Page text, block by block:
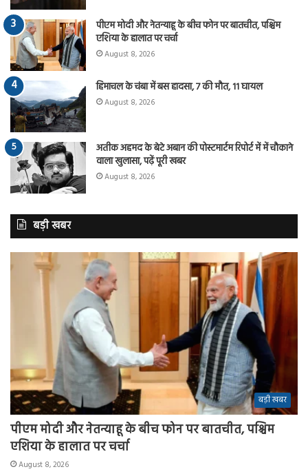
पीएम मोदी और नेतन्याहू के बीच फोन पर बातचीत, पश्चिम
एशिया के हालात पर चर्चा
August 8, 2026
हिमाचल के चंबा में बस हादसा, 7 की मौत, 11 घायल
August 8, 2026
अतीक अहमद के बेटे अबान की पोस्टमार्टम रिपोर्ट में में चौकाने
वाला खुलासा, पढ़ें पूरी खबर
August 8, 2026
बड़ी खबर
बड़ी खबर
पीएम मोदी और नेतन्याहू के बीच फोन पर बातचीत, पश्चिम
एशिया के हालात पर चर्चा
August 8, 2026